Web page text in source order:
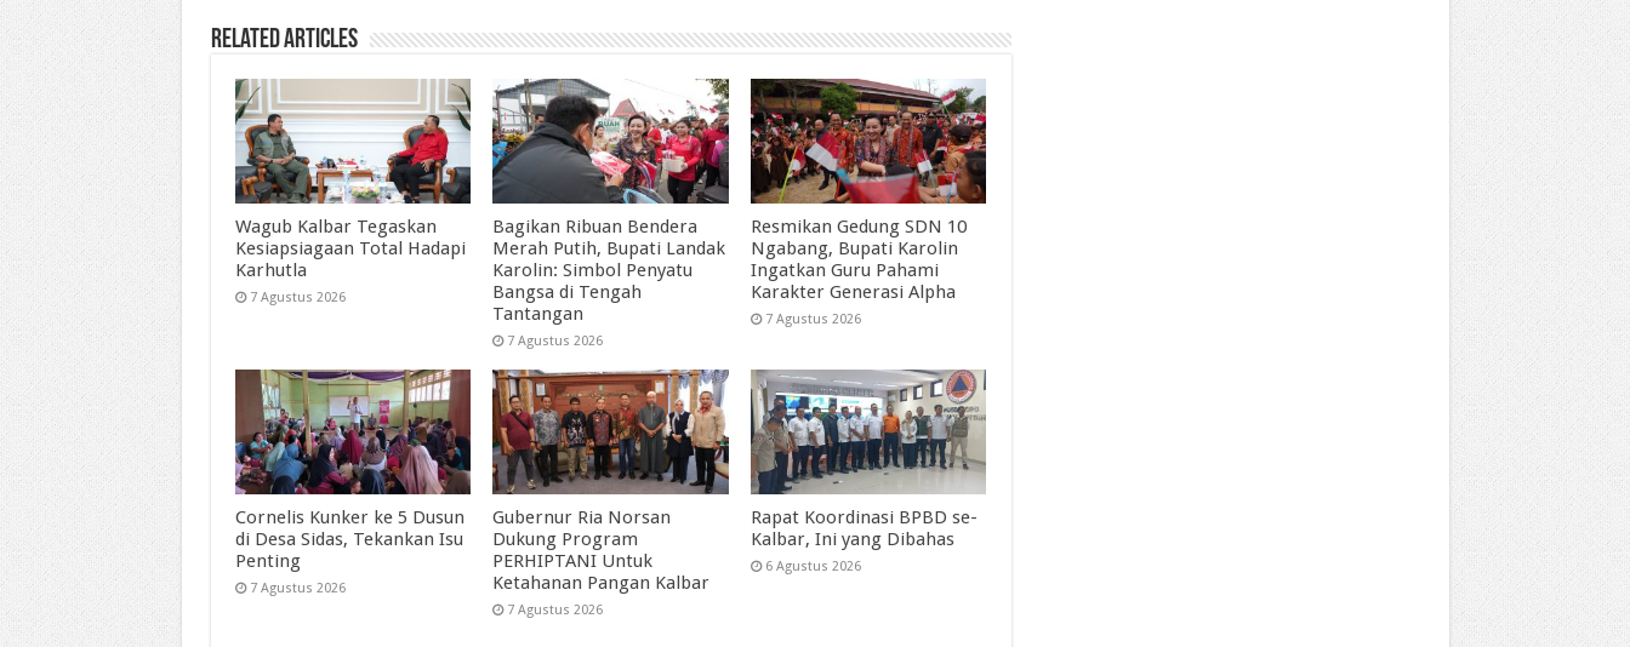
Related Articles
Wagub Kalbar Tegaskan
Kesiapsiagaan Total Hadapi
Karhutla
7 Agustus 2026
Bagikan Ribuan Bendera
Merah Putih, Bupati Landak
Karolin: Simbol Penyatu
Bangsa di Tengah
Tantangan
7 Agustus 2026
Resmikan Gedung SDN 10
Ngabang, Bupati Karolin
Ingatkan Guru Pahami
Karakter Generasi Alpha
7 Agustus 2026
Cornelis Kunker ke 5 Dusun
di Desa Sidas, Tekankan Isu
Penting
7 Agustus 2026
Gubernur Ria Norsan
Dukung Program
PERHIPTANI Untuk
Ketahanan Pangan Kalbar
7 Agustus 2026
Rapat Koordinasi BPBD se-
Kalbar, Ini yang Dibahas
6 Agustus 2026